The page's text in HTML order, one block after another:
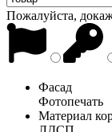
Пожалуйста,
Фасад
Фотопечать
Материал